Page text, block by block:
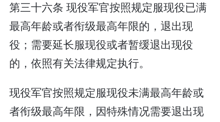
第三十六条 现役军官按照规定服现役已满
最高年龄或者衔级最高年限的，退出现
役；需要延长服现役或者暂缓退出现役
的，依照有关法律规定执行。
现役军官按照规定服现役未满最高年龄或
者衔级最高年限，因特殊情况需要退出现